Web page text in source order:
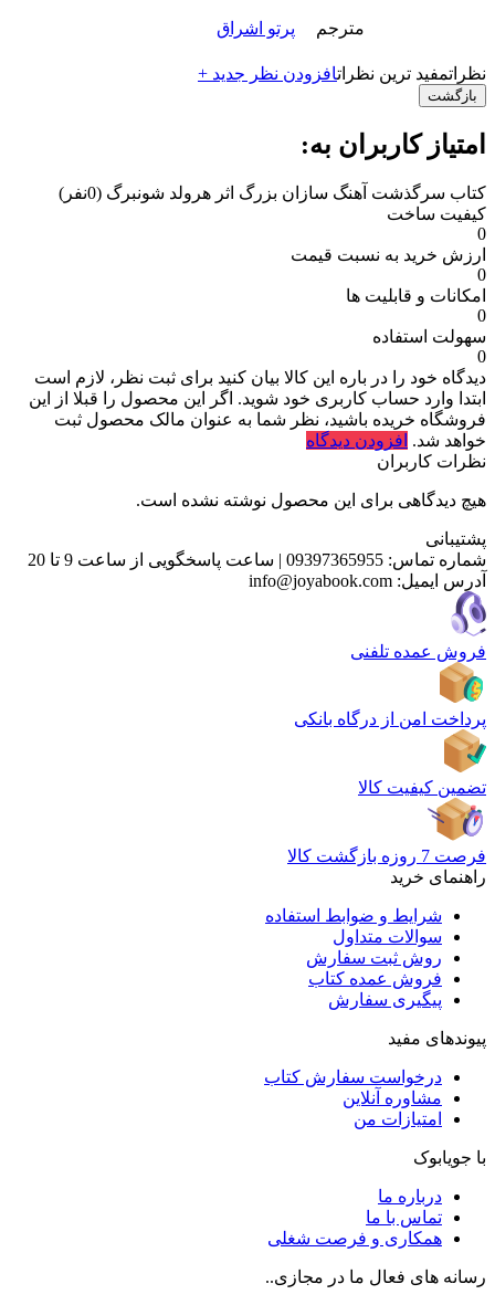
مترجم پرتو اشراق
نظراتمفید ترین نظراتافزودن نظر جدید +
بازگشت
امتیاز کاربران به:
کتاب سرگذشت آهنگ سازان بزرگ اثر هرولد شونبرگ (0نفر)
کیفیت ساخت
0
ارزش خرید به نسبت قیمت
0
امکانات و قابلیت ها
0
سهولت استفاده
0
دیدگاه خود را در باره این کالا بیان کنید برای ثبت نظر، لازم است
ابتدا وارد حساب کاربری خود شوید. اگر این محصول را قبلا از این
فروشگاه خریده باشید، نظر شما به عنوان مالک محصول ثبت
خواهد شد. افزودن دیدگاه
نظرات کاربران
هیچ دیدگاهی برای این محصول نوشته نشده است.
پشتیبانی
شماره تماس: 09397365955
| ساعت پاسخگویی از ساعت 9 تا 20
آدرس ایمیل: info@joyabook.com
فروش عمده تلفنی
پرداخت امن از درگاه بانکی
تضمین کیفیت کالا
فرصت 7 روزه بازگشت کالا
راهنمای خرید
شرایط و ضوابط استفاده
سوالات متداول
روش ثبت سفارش
فروش عمده کتاب
پیگیری سفارش
پیوندهای مفید
درخواست سفارش کتاب
مشاوره آنلاین
امتیازات من
با جویابوک
درباره ما
تماس با ما
همکاری و فرصت شغلی
رسانه های فعال ما در مجازی..